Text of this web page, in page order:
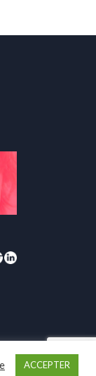
ACCEPTER